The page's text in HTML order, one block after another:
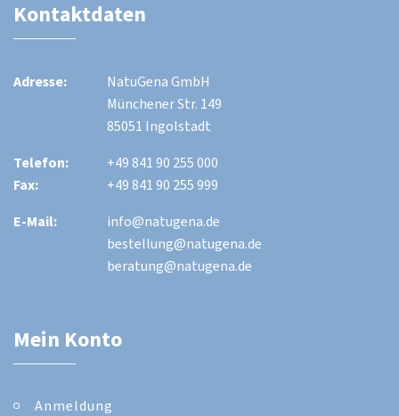
Kontaktdaten
Adresse:
NatuGena GmbH
Münchener Str. 149
85051 Ingolstadt
Telefon:
Fax:
+49 841 90 255 000
+49 841 90 255 999
E-Mail:
info@natugena.de
bestellung@natugena.de
beratung@natugena.de
Mein Konto
Anmeldung